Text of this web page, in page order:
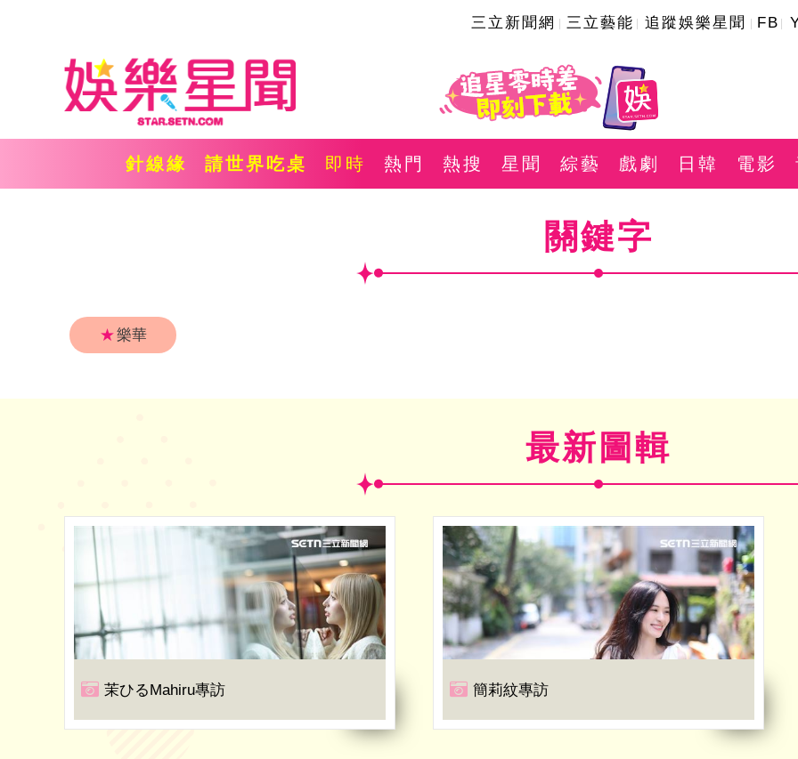
三立新聞網 三立藝能 追蹤娛樂星聞 FB
針線緣 請世界吃桌 即時 熱門 熱搜 星聞 綜藝 戲劇 日韓 電影
關鍵字
★樂華
最新圖輯
茉ひるMahiru專訪 簡莉紋專訪